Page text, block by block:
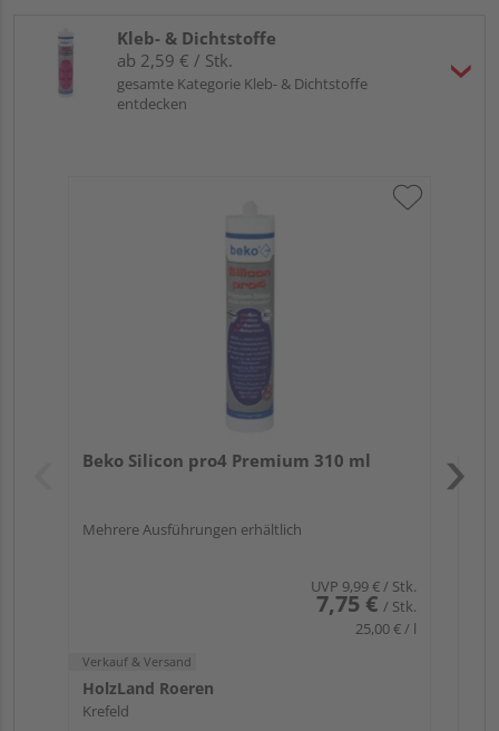
Kleb- & Dichtstoffe
ab 2,59 € / Stk.
gesamte Kategorie Kleb- & Dichtstoffe
entdecken
Beko Silicon pro4 Premium 310 ml
Mehrere Ausführungen erhältlich
UVP 9,99 €/ Stk.
7,75 € / Stk.
25,00 € / l
Verkauf & Versand
HolzLand Roeren
Krefeld